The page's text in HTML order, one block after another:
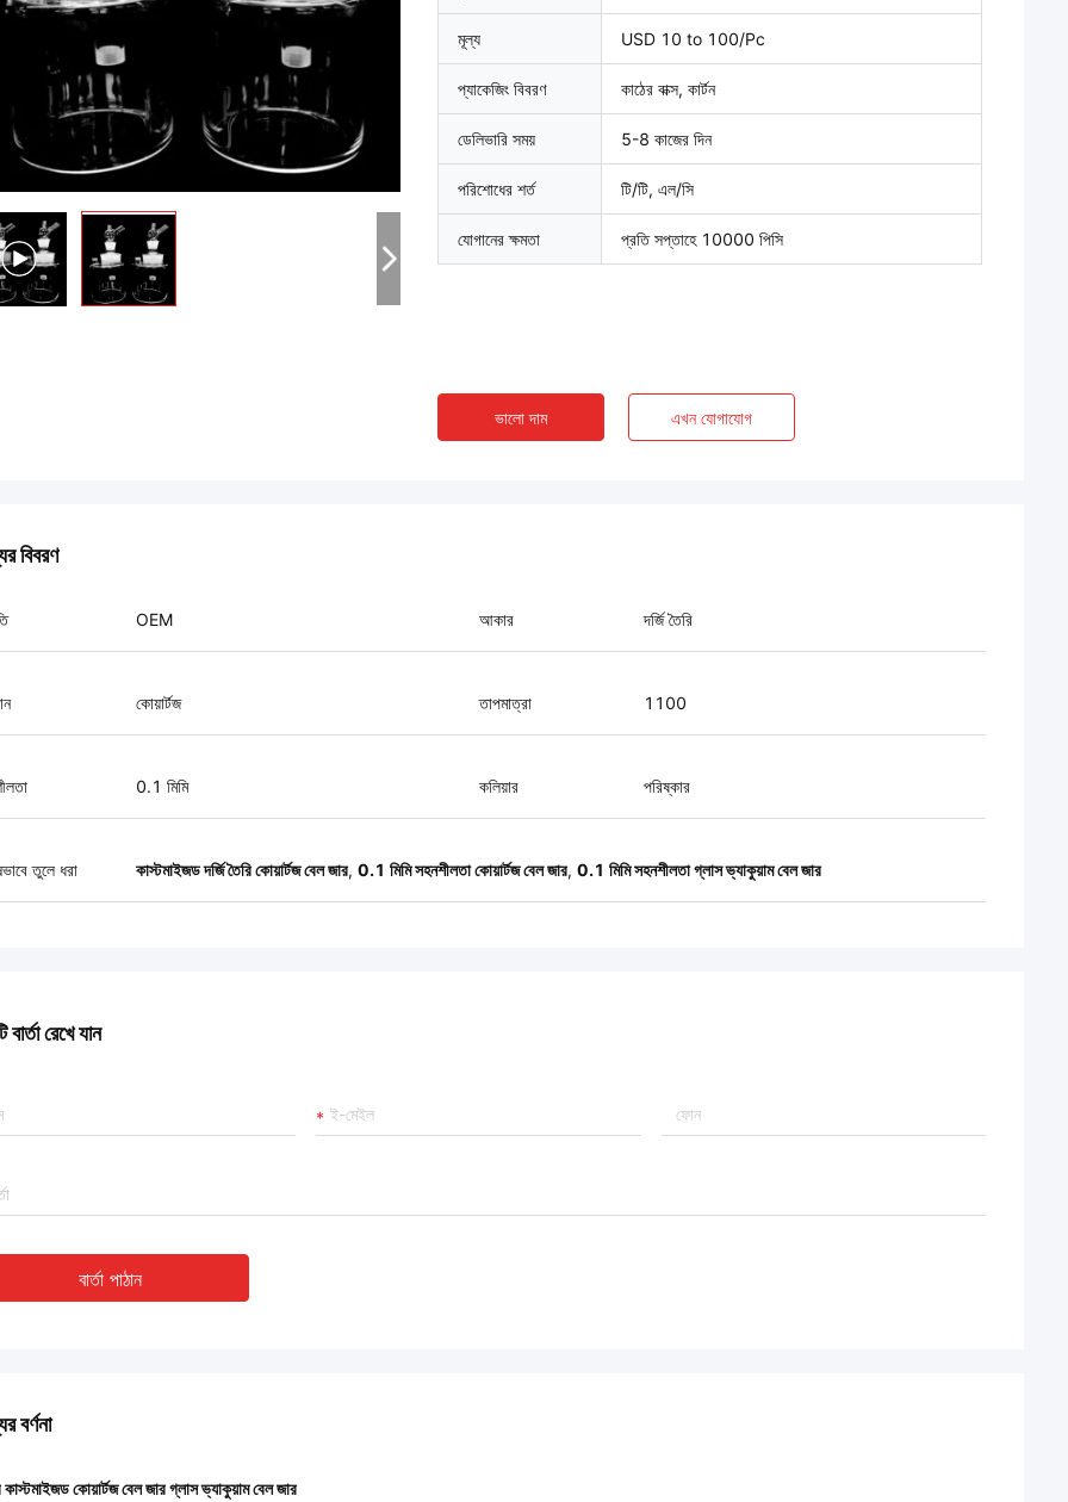
মূল্য USD 10 to 100/Pc
প্যাকেজিং বিবরণ কাঠের বাক্স, কার্টন
ডেলিভারি সময় 5-8 কাজের দিন
পরিশোধের শর্ত টি/টি, এল/সি
যোগানের ক্ষমতা প্রতি সপ্তাহে 10000 পিসি
ভালো দাম এখন যোগাযোগ
বিবরণ
OEM আকার দর্জি তৈরি
কোয়ার্টজ তাপমাত্রা 1100
0.1 মিমি কলিয়ার পরিষ্কার
তুলে ধরা কাস্টমাইজড দর্জি তৈরি কোয়ার্টজ বেল জার, 0.1 মিমি সহনশীলতা কোয়ার্টজ বেল জার, 0.1 মিমি সহনশীলতা গ্লাস ভ্যাকুয়াম বেল জার
বার্তা রেখে যান
বার্তা পাঠান
বর্ণনা
কোয়ার্টজ বেল জার গ্লাস ভ্যাকুয়াম বেল জার